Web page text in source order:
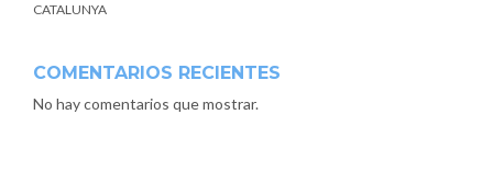
CATALUNYA
COMENTARIOS RECIENTES
No hay comentarios que mostrar.